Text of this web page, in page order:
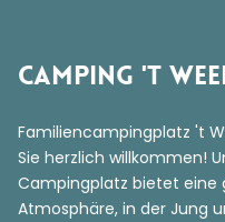
Camping 't
Familiencampingplatz 't
Sie herzlich willkommen!
Campingplatz bietet
Atmosphäre, in der Jung